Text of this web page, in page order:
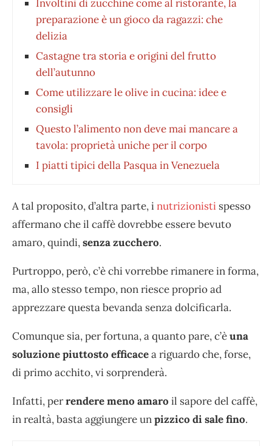
Involtini di zucchine come al ristorante, la
preparazione è un gioco da ragazzi: che
delizia
Castagne tra storia e origini del frutto
dell’autunno
Come utilizzare le olive in cucina: idee e
consigli
Questo l’alimento non deve mai mancare a
tavola: proprietà uniche per il corpo
I piatti tipici della Pasqua in Venezuela
A tal proposito, d’altra parte, inutrizionisti spesso
affermano che il caffè dovrebbe essere bevuto
amaro, quindi,senza zucchero.
Purtroppo, però, c’è chi vorrebbe rimanere in forma,
ma, allo stesso tempo, non riesce proprio ad
apprezzare questa bevanda senza dolcificarla.
Comunque sia, per fortuna, a quanto pare, c’èuna
soluzione piuttosto efficacea riguardo che, forse,
di primo acchito, vi sorprenderà.
Infatti, perrendere meno amaro il sapore del caffè,
in realtà, basta aggiungere unpizzico di sale fino.